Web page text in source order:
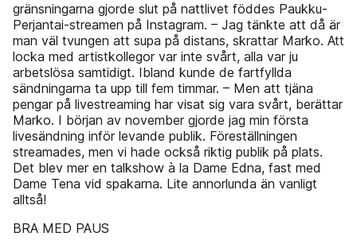
gränsningarna gjorde slut på nattlivet föddes Paukku-
Perjantai-streamen på Instagram. – Jag tänkte att då är
man väl tvungen att supa på distans, skrattar Marko. Att
locka med artistkollegor var inte svårt, alla var ju
arbetslösa samtidigt. Ibland kunde de fartfyllda
sändningarna ta upp till fem timmar. – Men att tjäna
pengar på livestreaming har visat sig vara svårt, berättar
Marko. I början av november gjorde jag min första
livesändning inför levande publik. Föreställningen
streamades, men vi hade också riktig publik på plats.
Det blev mer en talkshow à la Dame Edna, fast med
Dame Tena vid spakarna. Lite annorlunda än vanligt
alltså!
BRA MED PAUS